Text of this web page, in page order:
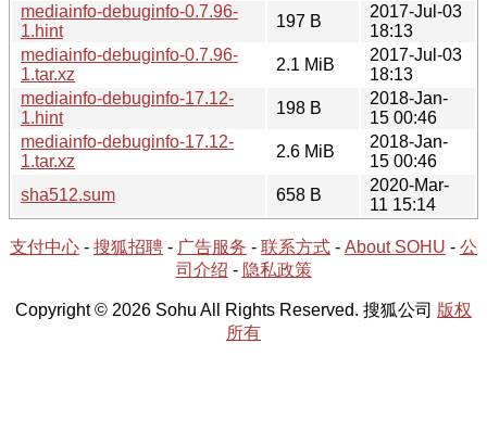
mediainfo-debuginfo-0.7.96-
1.hint
197 B
2017-Jul-03
18:13
mediainfo-debuginfo-0.7.96-
1.tar.xz
2.1 MiB
2017-Jul-03
18:13
mediainfo-debuginfo-17.12-
1.hint
198 B
2018-Jan-
15 00:46
mediainfo-debuginfo-17.12-
1.tar.xz
2.6 MiB
2018-Jan-
15 00:46
sha512.sum
658 B
2020-Mar-
11 15:14
支付中心 - 搜狐招聘 - 广告服务 - 联系方式 - About SOHU - 公
司介绍 - 隐私政策
Copyright © 2026 Sohu All Rights Reserved. 搜狐公司 版权
所有